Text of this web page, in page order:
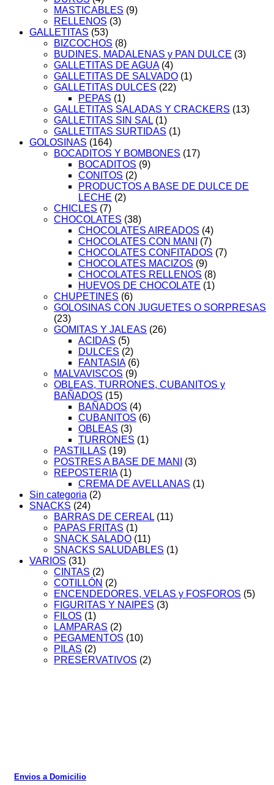
MASTICABLES (9)
RELLENOS (3)
GALLETITAS (53)
BIZCOCHOS (8)
BUDINES, MADALENAS y PAN DULCE (3)
GALLETITAS DE AGUA (4)
GALLETITAS DE SALVADO (1)
GALLETITAS DULCES (22)
PEPAS (1)
GALLETITAS SALADAS Y CRACKERS (13)
GALLETITAS SIN SAL (1)
GALLETITAS SURTIDAS (1)
GOLOSINAS (164)
BOCADITOS Y BOMBONES (17)
BOCADITOS (9)
CONITOS (2)
PRODUCTOS A BASE DE DULCE DE
LECHE (2)
CHICLES (7)
CHOCOLATES (38)
CHOCOLATES AIREADOS (4)
CHOCOLATES CON MANI
(7)
CHOCOLATES CONFITADOS (7)
CHOCOLATES MACIZOS (9)
CHOCOLATES RELLENOS (8)
HUEVOS DE CHOCOLATE (1)
CHUPETINES (6)
GOLOSINAS CON JUGUETES O SORPRESAS
(23)
GOMITAS Y JALEAS (26)
ACIDAS (5)
DULCES (2)
FANTASIA (6)
MALVAVISCOS (9)
OBLEAS, TURRONES, CUBANITOS y
BAÑADOS (15)
BAÑADOS (4)
CUBANITOS (6)
OBLEAS (3)
TURRONES (1)
PASTILLAS (19)
POSTRES A BASE DE MANI
(3)
REPOSTERIA (1)
CREMA DE AVELLANAS (1)
Sin categoria (2)
SNACKS (24)
BARRAS DE CEREAL (11)
PAPAS FRITAS (1)
SNACK SALADO (11)
SNACKS SALUDABLES (1)
VARIOS (31)
CINTAS (2)
COTILLÓN (2)
ENCENDEDORES, VELAS y FOSFOROS (5)
FIGURITAS Y NAIPES (3)
FILOS (1)
LAMPARAS (2)
PEGAMENTOS (10)
PILAS (2)
PRESERVATIVOS (2)
Envios a Domicilio